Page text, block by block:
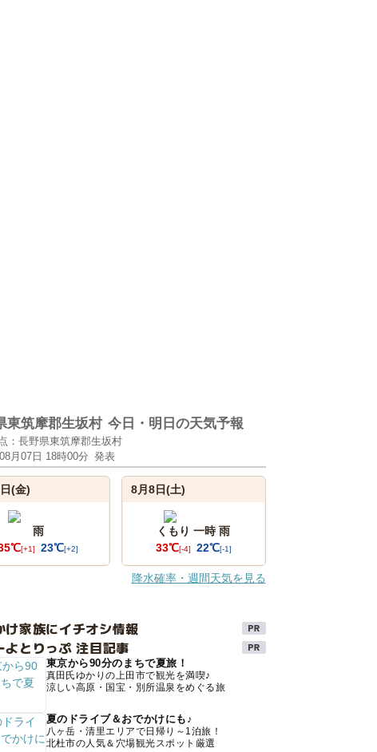
東筑摩郡生坂村 今日・明日の天気予報
：長野県東筑摩郡生坂村
月07日 18時00分 発表
(金)
雨
[+1] 23℃[+2]
8月8日(土)
くもり 一時 雨
33℃[-4] 22℃[-1]
降水確率・週間天気を見る
け家族にイチオシ情報
よとりっぷ 注目記事
東京から90分のまちで夏旅！
真田氏ゆかりの上田市で観光を満喫♪
涼しい高原・国宝・別所温泉をめぐる旅
夏のドライブ＆おでかけにも♪
八ヶ岳・清里エリアで日帰り～1泊旅！
北杜市の人気＆穴場観光スポット厳選